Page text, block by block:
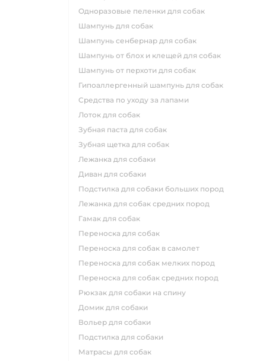
одноразовые пеленки для собак
шампунь для собак
шампунь сенбернар для собак
шампунь от блох и клещей для собак
шампунь от перхоти для собак
гипоаллергенный шампунь для собак
средства по уходу за лапами
лоток для собак
зубная паста для собак
зубная щетка для собак
лежанка для собаки
диван для собаки
подстилка для собаки больших пород
лежанка для собак средних пород
гамак для собак
переноска для собак
переноска для собак в самолет
переноска для собак мелких пород
переноска для собак средних пород
рюкзак для собаки на спину
домик для собаки
вольер для собаки
подстилка для собаки
матрасы для собак